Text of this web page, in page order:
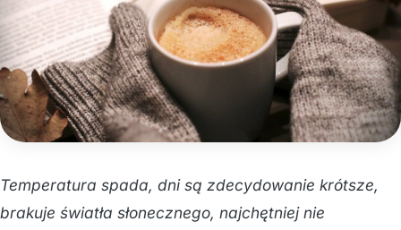
Temperatura spada, dni są zdecydowanie krótsze,
brakuje światła słonecznego, najchętniej nie